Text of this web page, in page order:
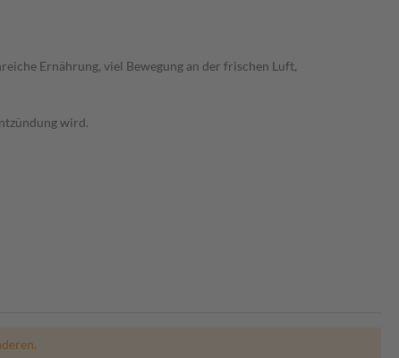
Ernährung, viel Bewegung an der frischen Luft,
wird.